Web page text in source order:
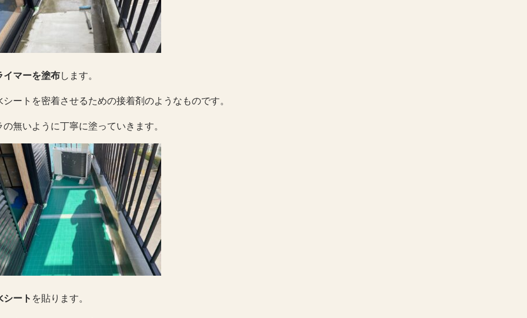
イマーを塗布します。
シートを密着させるための接着剤のようなものです。
の無いように丁寧に塗っていきます。
シート を貼ります。